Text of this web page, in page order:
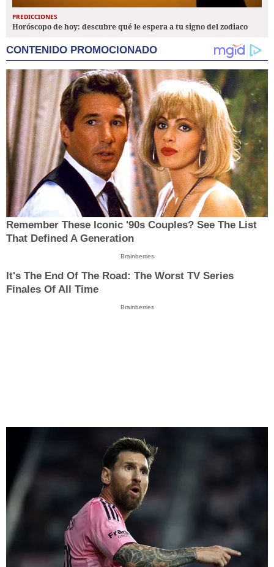
PREDICCIONES
Horóscopo de hoy: descubre qué le espera a tu signo del zodiaco
CONTENIDO PROMOCIONADO
Remember These Iconic '90s Couples? See The List
That Defined A Generation
Brainberries
It's The End Of The Road: The Worst TV Series
Finales Of All Time
Brainberries